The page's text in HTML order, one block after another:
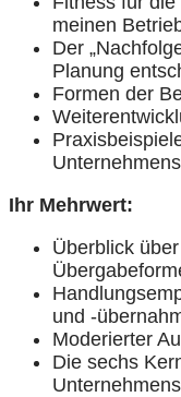
meinen
Der
Planung
Formen der
Ihr Mehrwert:
Überblick
und -
Moderierter
Die sechs